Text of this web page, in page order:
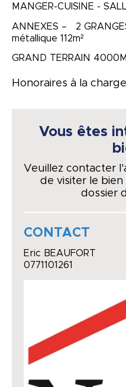
MANGER-CUISINE -
ANNEXES – 2
métallique 112m²
GRAND TERRAIN
Honoraires à la
Vous êtes
Veuillez contacter
de visiter le
dossier
CONTACT
Eric BEAUFORT
0771101261